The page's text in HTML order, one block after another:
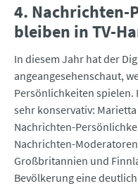
4. Nachrichten-
bleiben in TV-
In diesem Jahr hat der
angeangesehenschaut,
Persönlichkeiten spielen.
sehr konservativ:
Nachrichten-
Nachrichten-
Großbritannien und
Bevölkerung eine